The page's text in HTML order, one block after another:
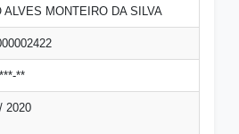
ALVES MONTEIRO DA SILVA
**
2020